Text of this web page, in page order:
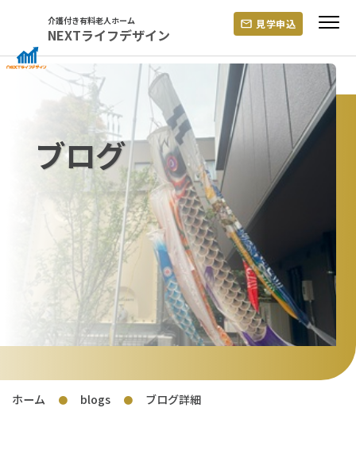
content
介護付き有料老人ホーム
NEXTライフデザイン
見学申込
ブログ
ホーム ● blogs ● ブログ詳細